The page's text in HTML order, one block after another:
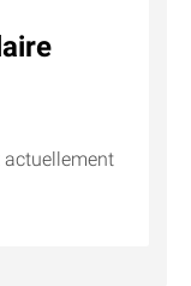
actuellement